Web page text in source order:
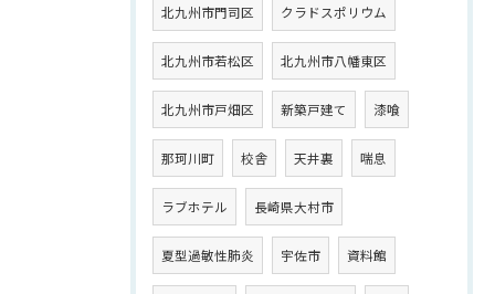
北九州市門司区 クラドスポリウム
北九州市若松区 北九州市八幡東区
北九州市戸畑区 新築戸建て 漆喰
那珂川町 校舎 天井裏 喘息
ラブホテル 長崎県大村市
夏型過敏性肺炎 宇佐市 資料館